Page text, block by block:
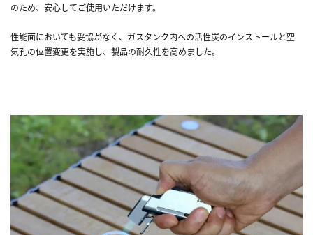
のため、安心してご使用いただけます。
性能面においても妥協がなく、ガスタンク内への活性炭のインストールと空
気孔の位置変更を実施し、製品の耐久性を高めました。